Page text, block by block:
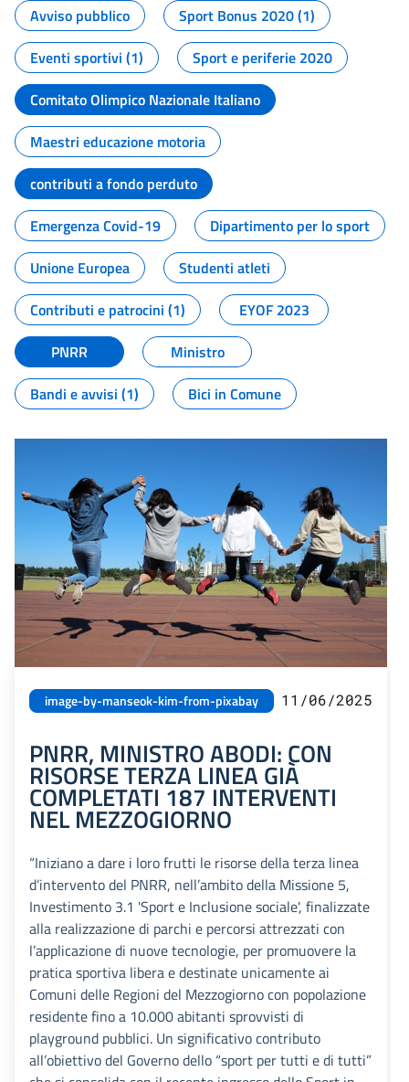
Avviso pubblico
Sport Bonus 2020 (1)
Eventi sportivi (1)
Sport e periferie 2020
Comitato Olimpico Nazionale Italiano
Maestri educazione motoria
contributi a fondo perduto
Emergenza Covid-19
Dipartimento per lo sport
Unione Europea
Studenti atleti
Contributi e patrocini (1)
EYOF 2023
PNRR
Ministro
Bandi e avvisi (1)
Bici in Comune
image-by-manseok-kim-from-pixabay 11/06/2025
PNRR, MINISTRO ABODI: CON
RISORSE TERZA LINEA GIÀ
COMPLETATI 187 INTERVENTI
NEL MEZZOGIORNO
“Iniziano a dare i loro frutti le risorse della terza linea
d’intervento del PNRR, nell’ambito della Missione 5,
Investimento 3.1 'Sport e Inclusione sociale', finalizzate
alla realizzazione di parchi e percorsi attrezzati con
l’applicazione di nuove tecnologie, per promuovere la
pratica sportiva libera e destinate unicamente ai
Comuni delle Regioni del Mezzogiorno con popolazione
residente fino a 10.000 abitanti sprovvisti di
playground pubblici. Un significativo contributo
all’obiettivo del Governo dello “sport per tutti e di tutti”